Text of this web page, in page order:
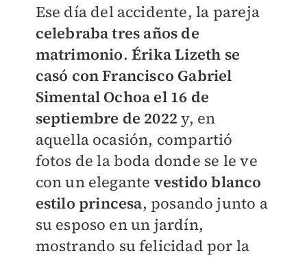
Ese día del accidente, la pareja
celebraba tres años de
matrimonio. Érika Lizeth se
casó con Francisco Gabriel
Simental Ochoa el 16 de
septiembre de 2022 y, en
aquella ocasión, compartió
fotos de la boda donde se le ve
con un elegante vestido blanco
estilo princesa, posando junto a
su esposo en un jardín,
mostrando su felicidad por la